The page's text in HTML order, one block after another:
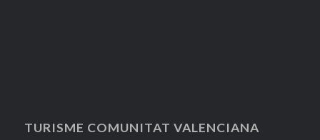
TURISME COMUNITAT VALENCIANA